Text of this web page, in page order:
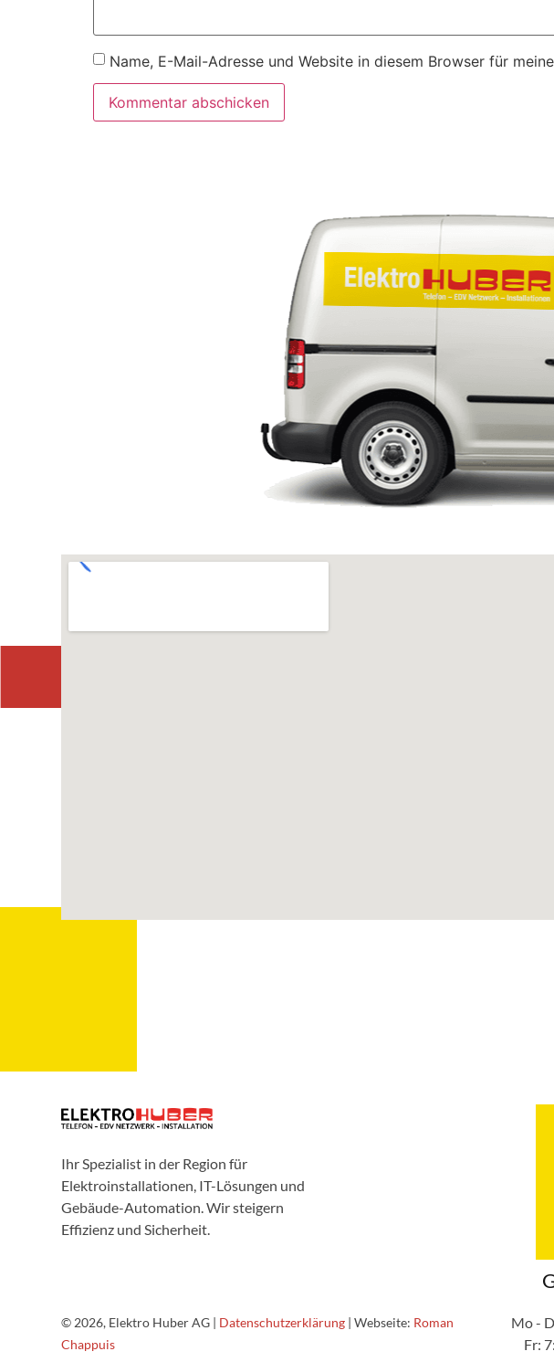
Name, E-Mail-Adresse und Website in diesem Browser für
Ihr Spezialist in der Region für
Elektroinstallationen, IT-Lösungen und
Gebäude-Automation. Wir steigern
Effizienz und Sicherheit.
© 2026, Elektro Huber AG | Datenschutzerklärung | Webseite: Roman
Chappuis
Mo -
Fr: